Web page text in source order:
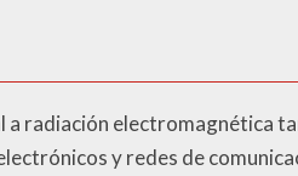
radiación electromagnética
y redes de